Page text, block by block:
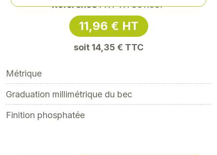
Référence: XY-XY361108P
11,96 € HT
soit 14,35 € TTC
Métrique
Graduation millimétrique du bec
Finition phosphatée